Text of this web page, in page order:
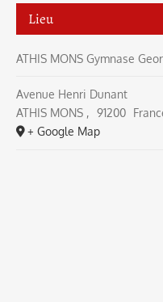
Lieu
ATHIS MONS Gymnase
Avenue Henri Dunant
ATHIS MONS , 91200
+ Google Map